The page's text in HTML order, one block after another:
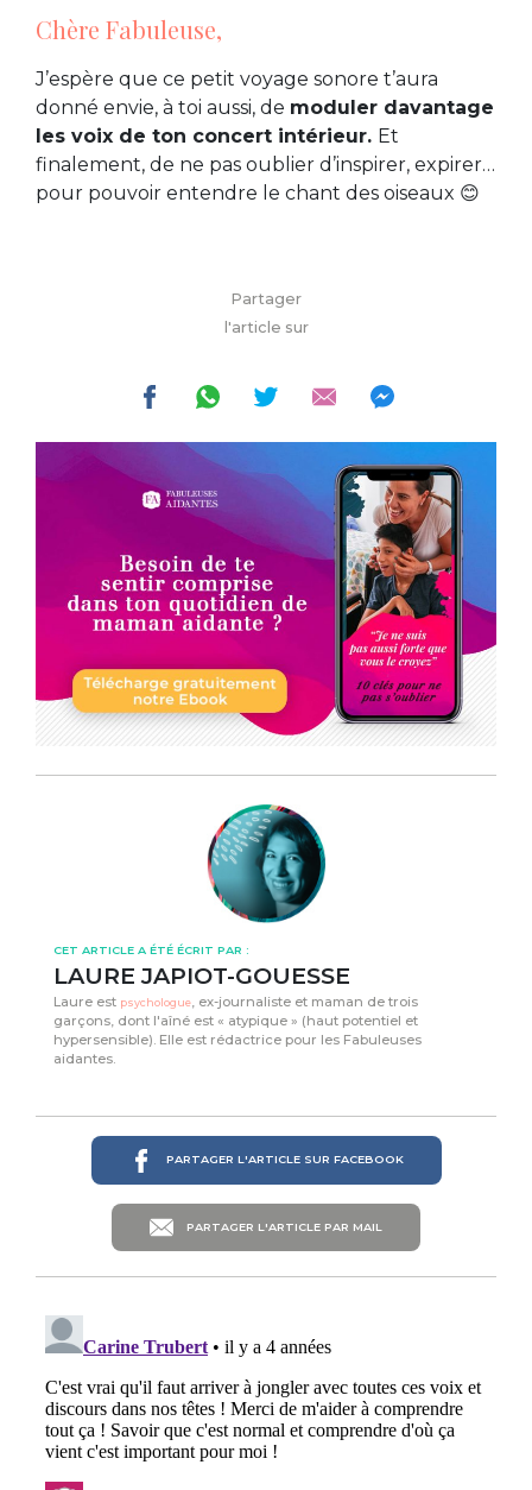
Chère Fabuleuse,
J’espère que ce petit voyage sonore t’aura
donné envie, à toi aussi, de moduler davantage
les voix de ton concert intérieur. Et
finalement, de ne pas oublier d’inspirer, expirer…
pour pouvoir entendre le chant des oiseaux 😊
Partager
l'article sur
CET ARTICLE A ÉTÉ ÉCRIT PAR :
LAURE JAPIOT-GOUESSE
Laure est psychologue, ex-journaliste et maman de trois
garçons, dont l'aîné est « atypique » (haut potentiel et
hypersensible). Elle est rédactrice pour les Fabuleuses
aidantes.
PARTAGER L'ARTICLE SUR FACEBOOK
PARTAGER L'ARTICLE PAR MAIL